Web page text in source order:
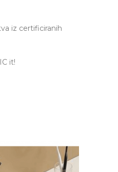
iz certificiranih
it!